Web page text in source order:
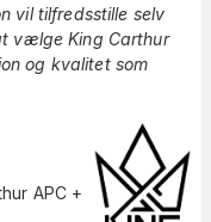
vil tilfredsstille selv
vælge King Carthur
og kvalitet som
APC +